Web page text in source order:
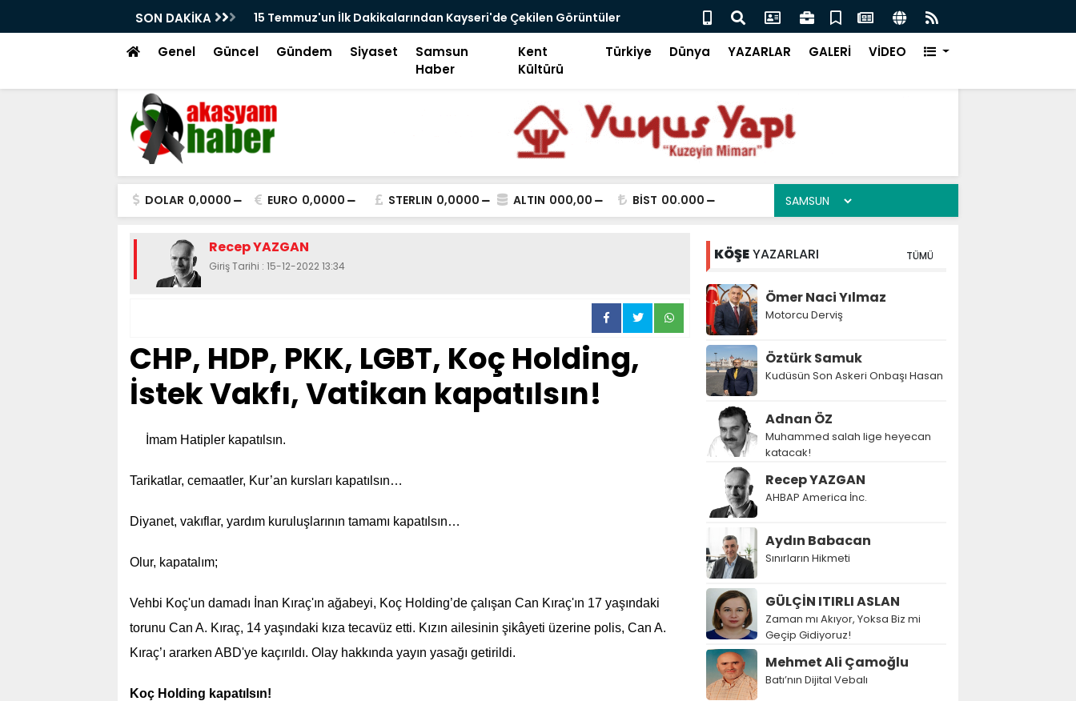
SON DAKİKA
Kayseri'de Çekilen Görüntüler
Meydandaki Çağrısı Kamerada
Beğeni Avcılığı, Ego Enflasyonu ve Çelişkiler Çağı İFAM'da Büyük İcazet Heyecanı
Genel Güncel Gündem Siyaset
Samsun
Haber
Kent
Kültürü
Türkiye Dünya YAZARLAR GALERİ VİDEO
DOLAR 0,0000 EURO 0,0000 STERLIN 0,0000 ALTIN 000,00 BİST 00.000
Recep YAZGAN
Giriş Tarihi : 15-12-2022 13:34
CHP, HDP, PKK, LGBT, Koç Holding,
İstek Vakfı, Vatikan kapatılsın!
İmam Hatipler kapatılsın.
Tarikatlar, cemaatler, Kur’an kursları kapatılsın…
Diyanet, vakıflar, yardım kuruluşlarının tamamı kapatılsın…
Olur, kapatalım;
Vehbi Koç'un damadı İnan Kıraç'ın ağabeyi, Koç Holding’de çalışan Can Kıraç'ın 17 yaşındaki
torunu Can A. Kıraç, 14 yaşındaki kıza tecavüz etti. Kızın ailesinin şikâyeti üzerine polis, Can A.
Kıraç’ı ararken ABD'ye kaçırıldı. Olay hakkında yayın yasağı getirildi.
Koç Holding kapatılsın!
KÖŞEYAZARLARI TÜMÜ
Ömer Naci Yılmaz
Motorcu Derviş
Öztürk Samuk
Kudüsün Son Askeri Onbaşı Hasan
Adnan ÖZ
Muhammed salah lige heyecan
katacak!
Recep YAZGAN
AHBAP America İnc.
Aydın Babacan
Sınırların Hikmeti
GÜLÇİN ITIRLI ASLAN
Zaman mı Akıyor, Yoksa Biz mi
Geçip Gidiyoruz!
Mehmet Ali Çamoğlu
Batı’nın Dijital Vebalı